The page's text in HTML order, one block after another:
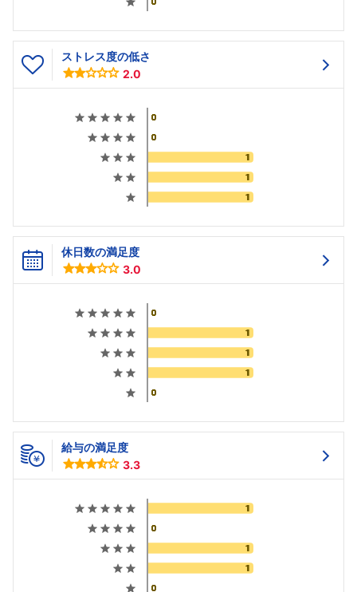
ストレス度の低さ
2.0
休日数の満足度
3.0
給与の満足度
3.3